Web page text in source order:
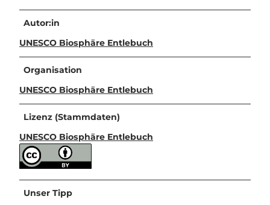
Autor:in
UNESCO Biosphäre Entlebuch
Organisation
UNESCO Biosphäre Entlebuch
Lizenz (Stammdaten)
UNESCO Biosphäre Entlebuch
Unser Tipp